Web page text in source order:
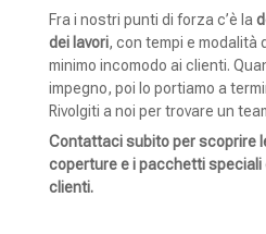
Fra i nostri punti di forza c’è la
dei lavori, con tempi e modalità
minimo incomodo ai clienti.
impegno, poi lo portiamo a
Rivolgiti a noi per trovare un
Contattaci subito per scoprire
coperture e i pacchetti speciali
clienti.